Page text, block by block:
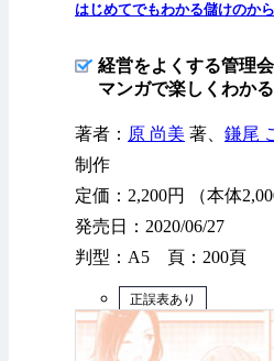
はじめてでもわかる儲けのか
経営をよくする管理
マンガで楽しくわかる
著者： 原 尚美 著、 鎌尾
制作
定価：2,200円 （本体
発売日：2020/06/27
判型：A5 頁：200頁
正誤表あり